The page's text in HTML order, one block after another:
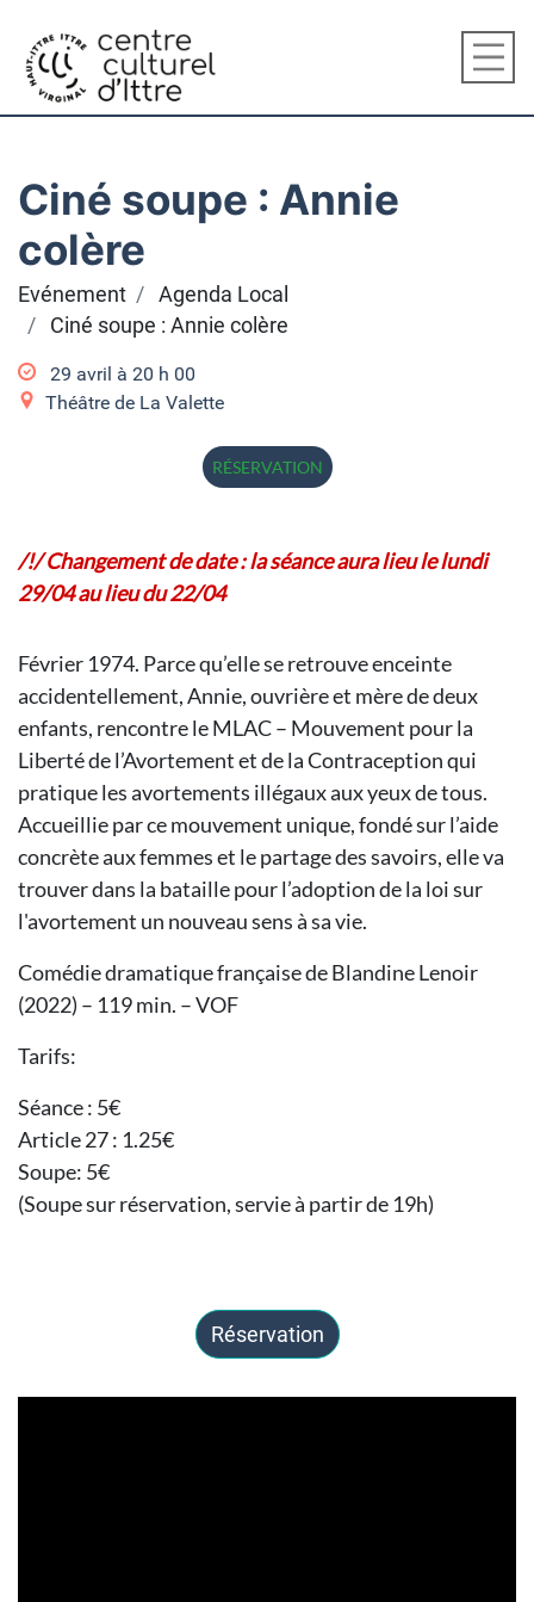
Ciné soupe : Annie
colère
Evénement
Agenda Local
Ciné soupe : Annie colère
29 avril à 20 h 00
Théâtre de La Valette
RÉSERVATION
/!/ Changement de date : la séance aura lieu le lundi
29/04 au lieu du 22/04
Février 1974. Parce qu’elle se retrouve enceinte
accidentellement, Annie, ouvrière et mère de deux
enfants, rencontre le MLAC – Mouvement pour la
Liberté de l’Avortement et de la Contraception qui
pratique les avortements illégaux aux yeux de tous.
Accueillie par ce mouvement unique, fondé sur l’aide
concrète aux femmes et le partage des savoirs, elle va
trouver dans la bataille pour l’adoption de la loi sur
l'avortement un nouveau sens à sa vie.
Comédie dramatique française de Blandine Lenoir
(2022) – 119 min. – VOF
Tarifs:
Séance : 5€
Article 27 : 1.25€
Soupe: 5€
(Soupe sur réservation, servie à partir de 19h)
Réservation